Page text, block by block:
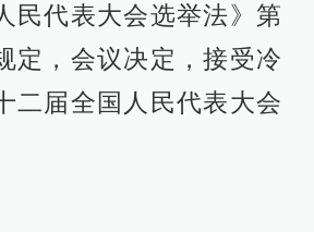
民代表大会选举法》第
定，会议决定，接受冷
二届全国人民代表大会